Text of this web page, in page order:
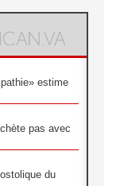
estime
pas avec
du